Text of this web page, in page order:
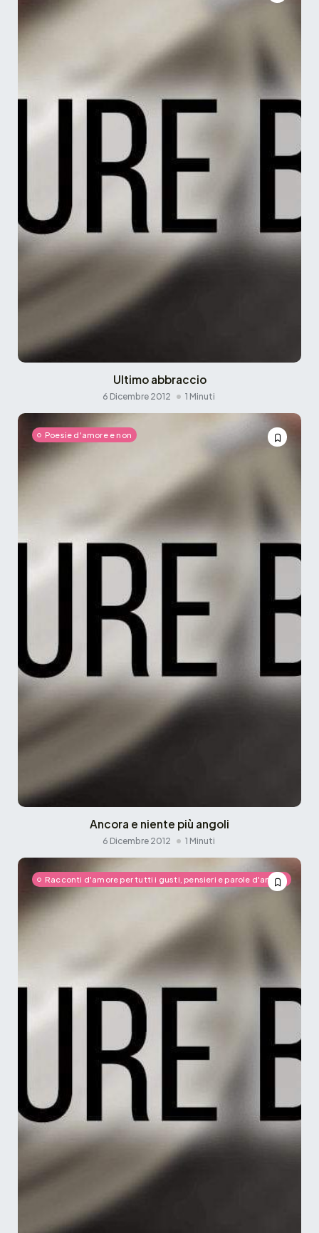
Ultimo abbraccio
6 Dicembre 2012 1 Minuti
Poesie d'amore e non
Ancora e niente più angoli
6 Dicembre 2012 1 Minuti
Racconti d'amore per tutti i gusti, pensieri e parole d'amore